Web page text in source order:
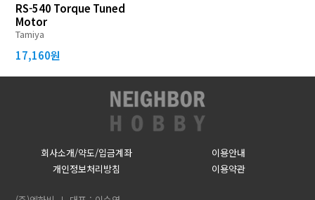
RS-540 Torque Tuned
Motor
Tamiya
17,160원
회사소개/약도/입금계좌
이용안내
개인정보처리방침
이용약관